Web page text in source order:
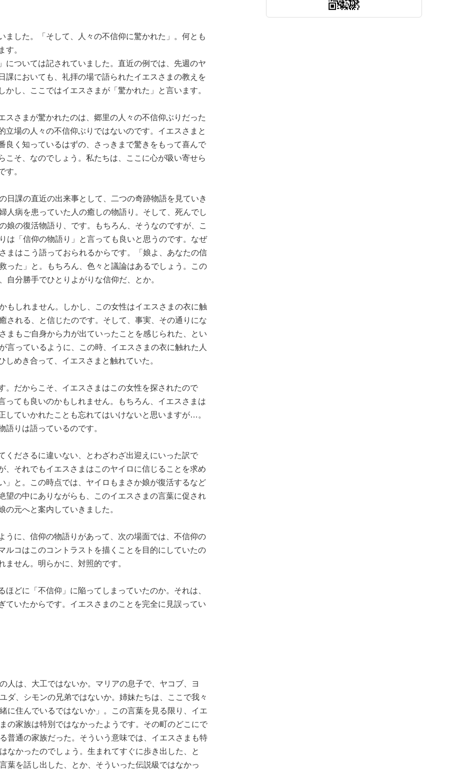
した。「そして、人々の不信仰に驚かれた」。何とも
す。
については記されていました。直近の例では、先週のヤ
課においても、礼拝の場で語られたイエスさまの教えを
し、ここではイエスさまが「驚かれた」と言います。
スさまが驚かれたのは、郷里の人々の不信仰ぶりだった
立場の人々の不信仰ぶりではないのです。イエスさまと
良く知っているはずの、さっきまで驚きをもって喜んで
そ、なのでしょう。私たちは、ここに心が吸い寄せら
す。
日課の直近の出来事として、二つの奇跡物語を見ていき
人病を患っていた人の癒しの物語り。そして、死んでし
娘の復活物語り、です。もちろん、そうなのですが、こ
は「信仰の物語り」と言っても良いと思うのです。なぜ
まはこう語っておられるからです。「娘よ、あなたの信
った」と。もちろん、色々と議論はあるでしょう。この
自分勝手でひとりよがりな信仰だ、とか。
もしれません。しかし、この女性はイエスさまの衣に触
される、と信じたのです。そして、事実、その通りにな
まもご自身から力が出ていったことを感じられた、とい
言っているように、この時、イエスさまの衣に触れた人
めき合って、イエスさまと触れていた。
。だからこそ、イエスさまはこの女性を探されたので
ても良いのかもしれません。もちろん、イエスさまは
していかれたことも忘れてはいけないと思いますが…。
りは語っているのです。
くださるに違いない、とわざわざ出迎えにいった訳で
それでもイエスさまはこのヤイロに信じることを求め
」と。この時点では、ヤイロもまさか娘が復活するなど
望の中にありながらも、このイエスさまの言葉に促され
元へと案内していきました。
うに、信仰の物語りがあって、次の場面では、不信仰の
ルコはこのコントラストを描くことを目的にしていたの
せん。明らかに、対照的です。
どに「不信仰」に陥ってしまっていたのか。それは、
ていたからです。イエスさまのことを完全に見誤ってい
の人は、大工ではないか。マリアの息子で、ヤコブ、ヨ
ダ、シモンの兄弟ではないか。姉妹たちは、ここで我々
に住んでいるではないか」。この言葉を見る限り、イエ
の家族は特別ではなかったようです。その町のどこにで
普通の家族だった。そういう意味では、イエスさまも特
なかったのでしょう。生まれてすぐに歩き出した、と
葉を話し出した、とか、そういった伝説級ではなかっ